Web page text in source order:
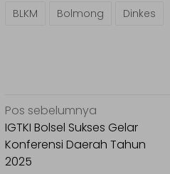
BLKM Bolmong Dinkes
Navigasi
pos
Pos sebelumnya
IGTKI Bolsel Sukses Gelar
Konferensi Daerah Tahun
2025